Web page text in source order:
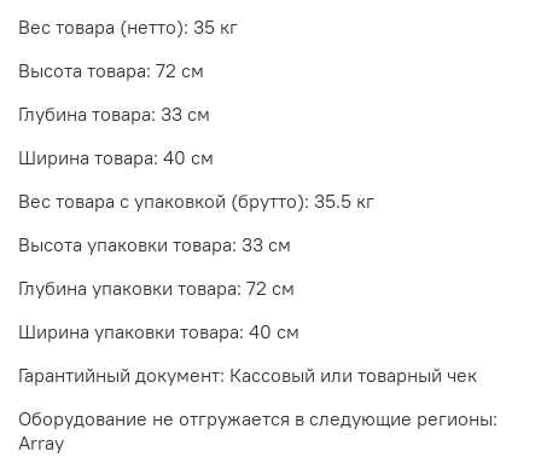
Вес товара (нетто): 35 кг
Высота товара: 72 см
Глубина товара: 33 см
Ширина товара: 40 см
Вес товара с упаковкой (брутто): 35.5 кг
Высота упаковки товара: 33 см
Глубина упаковки товара: 72 см
Ширина упаковки товара: 40 см
Гарантийный документ: Кассовый или товарный чек
Оборудование не отгружается в следующие регионы:
Array